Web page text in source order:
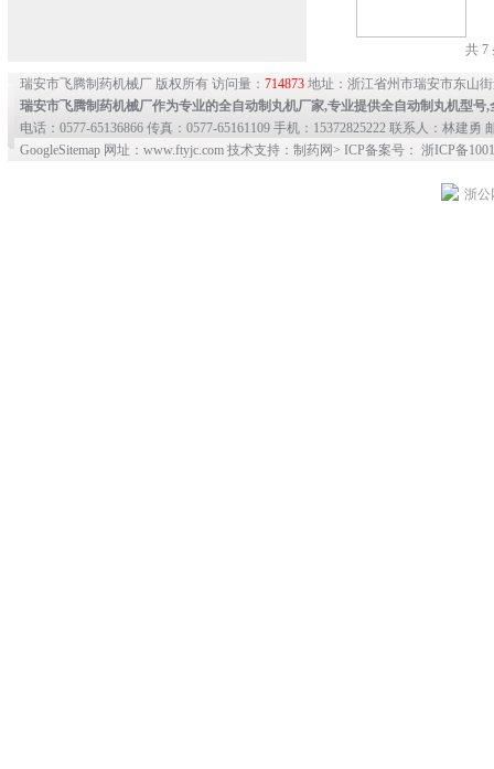
共 7
瑞安市飞腾制药机械厂 版权所有 访问量： 714873 地址：浙江省州市瑞安市东山
瑞安市飞腾制药机械厂作为专业的全自动制丸机厂家,专业提供全自动制丸机型号,
电话：0577-65136866 传真：0577-65161109 手机：15372825222 联系人：林建勇
GoogleSitemap 网址：www.ftyjc.com 技术支持：制药网> ICP备案号： 浙ICP备
浙公